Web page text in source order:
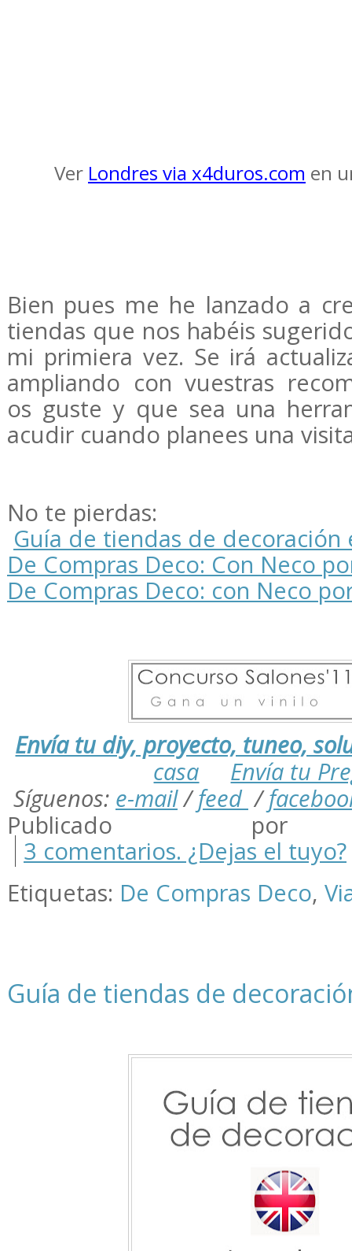
Ver Londres via x4duros.com en
Bien pues me he lanzado a
tiendas que nos habéis
mi primiera vez. Se irá
ampliando con vuestras
os guste y que sea una
acudir cuando planees una
No te pierdas:
Guía de tiendas de decoración
De Compras Deco: Con Neco
De Compras Deco: con Neco
Envía tu diy, proyecto, tuneo,
casa
Envía tu
Síguenos: e-mail/feed /
Publicado por
3 comentarios. ¿Dejas el tuyo?
Etiquetas: De Compras Deco,
Guía de tiendas de